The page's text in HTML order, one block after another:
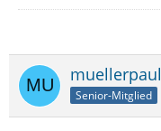
muellerpaul
Senior-Mitglied